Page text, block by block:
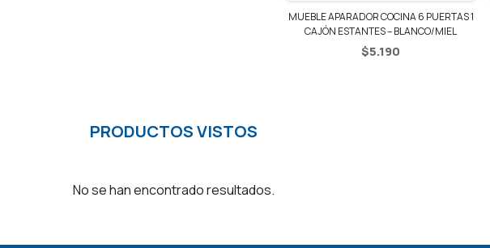
MUEBLE APARADOR COCINA 6 PUERTAS 1
CAJÓN ESTANTES – BLANCO/MIEL
$5.190
PRODUCTOS VISTOS
No se han encontrado resultados.